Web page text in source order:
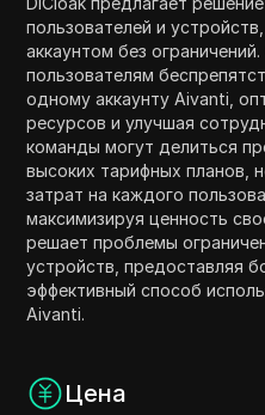
пользователей и
аккаунтом без
пользователям
одному аккаунту Aivanti,
ресурсов и улучшая
команды могут делиться
высоких тарифных планов,
затрат на каждого
максимизируя ценность
решает проблемы
устройств, предоставляя
эффективный способ
Aivanti.
Цена